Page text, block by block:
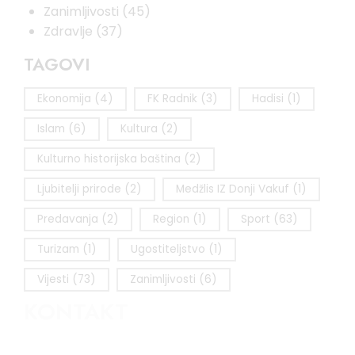
Zanimljivosti (45)
Zdravlje (37)
TAGOVI
Ekonomija (4) FK Radnik (3) Hadisi (1)
Islam (6) Kultura (2)
Kulturno historijska baština (2)
Ljubitelji prirode (2) Medžlis IZ Donji Vakuf (1)
Predavanja (2) Region (1) Sport (63)
Turizam (1) Ugostiteljstvo (1)
Vijesti (73) Zanimljivosti (6)